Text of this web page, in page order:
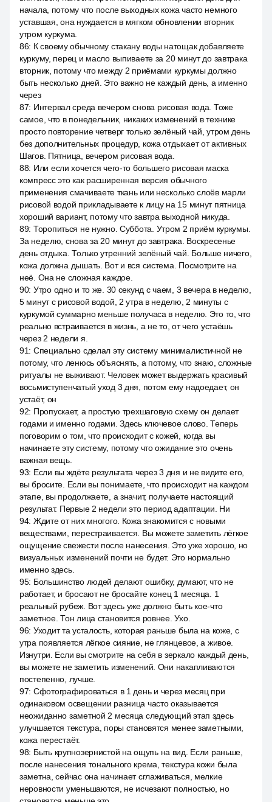
начала, потому что после выходных кожа часто немного
уставшая, она нуждается в мягком обновлении вторник
утром куркума.
86: К своему обычному стакану воды натощак добавляете
куркуму, перец и масло выпиваете за 20 минут до завтрака
вторник, потому что между 2 приёмами куркумы должно
быть несколько дней. Это важно не каждый день, а именно
через
87: Интервал среда вечером снова рисовая вода. Тоже
самое, что в понедельник, никаких изменений в технике
просто повторение четверг только зелёный чай, утром день
без дополнительных процедур, кожа отдыхает от активных
Шагов. Пятница, вечером рисовая вода.
88: Или если хочется чего-то большего рисовая маска
компресс это как расширенная версия обычного
применения смачиваете ткань или несколько слоёв марли
рисовой водой прикладываете к лицу на 15 минут пятница
хороший вариант, потому что завтра выходной никуда.
89: Торопиться не нужно. Суббота. Утром 2 приём куркумы.
За неделю, снова за 20 минут до завтрака. Воскресенье
день отдыха. Только утренний зелёный чай. Больше ничего,
кожа должна дышать. Вот и вся система. Посмотрите на
неё. Она не сложная каждое.
90: Утро одно и то же. 30 секунд с чаем, 3 вечера в неделю,
5 минут с рисовой водой, 2 утра в неделю, 2 минуты с
куркумой суммарно меньше получаса в неделю. Это то, что
реально встраивается в жизнь, а не то, от чего устаёшь
через 2 недели я.
91: Специально сделал эту систему минималистичной не
потому, что ленюсь объяснять, а потому, что знаю, сложные
ритуалы не выживают. Человек может выдержать красивый
восьмиступенчатый уход 3 дня, потом ему надоедает, он
устаёт, он
92: Пропускает, а простую трехшаговую схему он делает
годами и именно годами. Здесь ключевое слово. Теперь
поговорим о том, что происходит с кожей, когда вы
начинаете эту систему, потому что ожидание это очень
важная вещь.
93: Если вы ждёте результата через 3 дня и не видите его,
вы бросите. Если вы понимаете, что происходит на каждом
этапе, вы продолжаете, а значит, получаете настоящий
результат. Первые 2 недели это период адаптации. Ни
94: Ждите от них многого. Кожа знакомится с новыми
веществами, перестраивается. Вы можете заметить лёгкое
ощущение свежести после нанесения. Это уже хорошо, но
визуальных изменений почти не будет. Это нормально
именно здесь.
95: Большинство людей делают ошибку, думают, что не
работает, и бросают не бросайте конец 1 месяца. 1
реальный рубеж. Вот здесь уже должно быть кое-что
заметное. Тон лица становится ровнее. Ухо.
96: Уходит та усталость, которая раньше была на коже, с
утра появляется лёгкое сияние, не глянцевое, а живое.
Изнутри. Если вы смотрите на себя в зеркало каждый день,
вы можете не заметить изменений. Они накапливаются
постепенно, лучше.
97: Сфотографироваться в 1 день и через месяц при
одинаковом освещении разница часто оказывается
неожиданно заметной 2 месяца следующий этап здесь
улучшается текстура, поры становятся менее заметными,
кожа перестаёт.
98: Быть крупнозернистой на ощупь на вид. Если раньше,
после нанесения тонального крема, текстура кожи была
заметна, сейчас она начинает сглаживаться, мелкие
неровности уменьшаются, не исчезают полностью, но